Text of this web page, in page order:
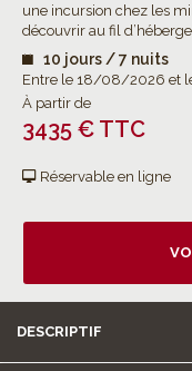
une incursion chez les
découvrir au fil
10 jours / 7 nuits
Entre le 18/08/2026 et
À partir de
3435 € TTC
Réservable en ligne
DESCRIPTIF